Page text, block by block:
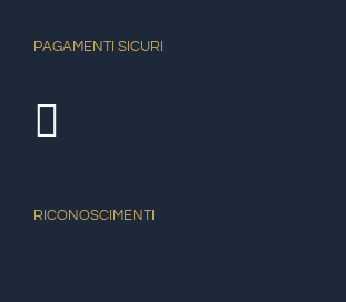
PAGAMENTI SICURI
RICONOSCIMENTI